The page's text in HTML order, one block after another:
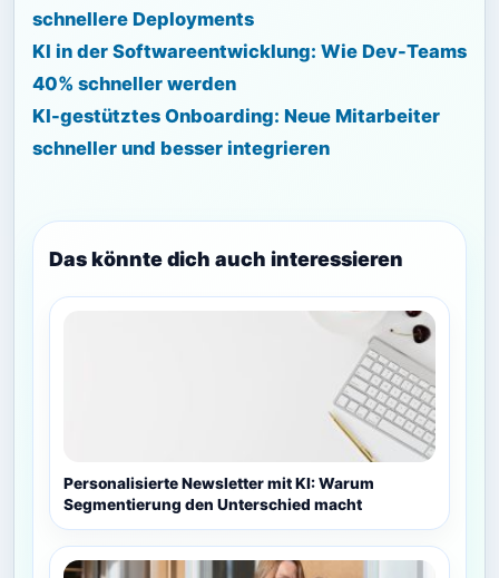
schnellere Deployments
KI in der Softwareentwicklung: Wie Dev-Teams
40% schneller werden
KI-gestütztes Onboarding: Neue Mitarbeiter
schneller und besser integrieren
Das könnte dich auch interessieren
Personalisierte Newsletter mit KI: Warum
Segmentierung den Unterschied macht